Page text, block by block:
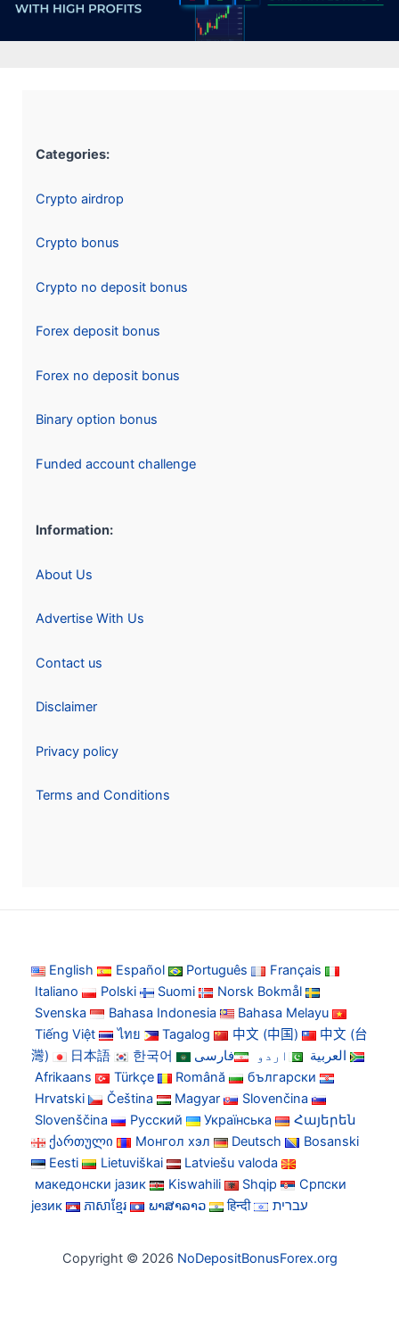
Categories:
Crypto airdrop
Crypto bonus
Crypto no deposit bonus
Forex deposit bonus
Forex no deposit bonus
Binary option bonus
Funded account challenge
Information:
About Us
Advertise With Us
Contact us
Disclaimer
Privacy policy
Terms and Conditions
English Español Português
Français
Italiano
Polski Suomi
Norsk Bokmål
Svenska
Bahasa Indonesia
Bahasa Melayu
Tiếng Việt
ไทย Tagalog 中文 (中国)
中文 (台
灣)
日本語 한국어 العربية اردو
فارسی
Afrikaans
Türkçe Română
български
Hrvatski
Čeština Magyar
Slovenčina
Slovenščina
Русский Українська
Հայերեն
ქართული
Монгол хэл Deutsch
Bosanski
Eesti
Lietuviškai
Latviešu valoda
македонски јазик
Kiswahili Shqip
Српски
језик
ភាសាខ្មែរ ພາສາລາວ हिन्दी עברית
Copyright © 2026 NoDepositBonusForex.org